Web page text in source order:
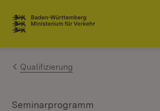
Zum Inhalt springen
Link zur Startseite
Qualifizierung
Seminarprogramm